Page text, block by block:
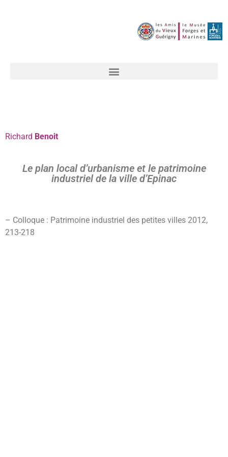
Richard Benoit
Le plan local d’urbanisme et le patrimoine
industriel de la ville d’Epinac
– Colloque : Patrimoine industriel des petites villes 2012,
213-218